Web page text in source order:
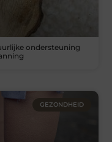
ondersteuning
GEZONDHEID